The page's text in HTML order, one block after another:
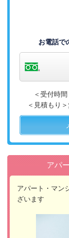
お電話で
＜受付時
＜見積もり
アパ
アパート・マン
ざいます